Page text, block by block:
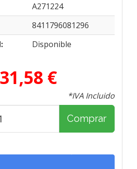
A271224
8411796081296
Disponible
31,58 €
*IVA Incluido
Comprar